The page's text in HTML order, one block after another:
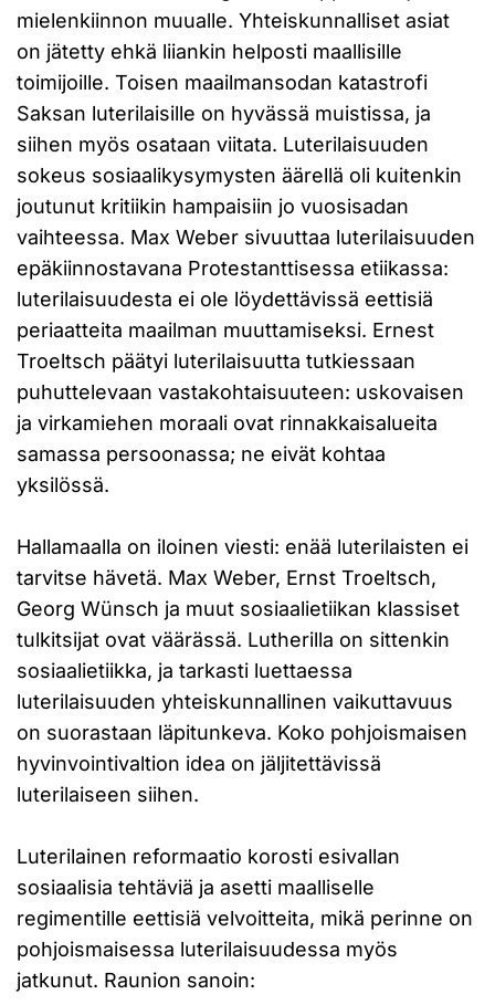
mielenkiinnon muualle. Yhteiskunnalliset asiat
on jätetty ehkä liiankin helposti maallisille
toimijoille. Toisen maailmansodan katastrofi
Saksan luterilaisille on hyvässä muistissa, ja
siihen myös osataan viitata. Luterilaisuuden
sokeus sosiaalikysymysten äärellä oli kuitenkin
joutunut kritiikin hampaisiin jo vuosisadan
vaihteessa. Max Weber sivuuttaa luterilaisuuden
epäkiinnostavana Protestanttisessa etiikassa:
luterilaisuudesta ei ole löydettävissä eettisiä
periaatteita maailman muuttamiseksi. Ernest
Troeltsch päätyi luterilaisuutta tutkiessaan
puhuttelevaan vastakohtaisuuteen: uskovaisen
ja virkamiehen moraali ovat rinnakkaisalueita
samassa persoonassa; ne eivät kohtaa
yksilössä.
Hallamaalla on iloinen viesti: enää luterilaisten ei
tarvitse hävetä. Max Weber, Ernst Troeltsch,
Georg Wünsch ja muut sosiaalietiikan klassiset
tulkitsijat ovat väärässä. Lutherilla on sittenkin
sosiaalietiikka, ja tarkasti luettaessa
luterilaisuuden yhteiskunnallinen vaikuttavuus
on suorastaan läpitunkeva. Koko pohjoismaisen
hyvinvointivaltion idea on jäljitettävissä
luterilaiseen siihen.
Luterilainen reformaatio korosti esivallan
sosiaalisia tehtäviä ja asetti maalliselle
regimentille eettisiä velvoitteita, mikä perinne on
pohjoismaisessa luterilaisuudessa myös
jatkunut. Raunion sanoin: